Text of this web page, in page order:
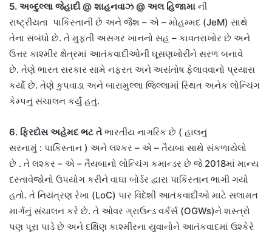
5. અબ્દુલ્લા જેહાદી@ શાહનવાઝ@ અલ હિજામા ની
રાષ્ટ્રીયતા પાકિસ્તાની છે અને જૈશ – એ – મોહમ્મદ (JeM) સાથે
તેના સંબંધો છે. તે મુફ્તી અસગર ખાનનો સહ – કાવતરાખોર છે અને
ઉત્તર કાશ્મીર ક્ષેત્રમાં આતંકવાદીઓની ઘૂસણખોરીને સરળ બનાવે
છે. તેણે ભારત સરકાર સામે નફરત અને અસંતોષ ફેલાવવાનો પ્રયાસ
કર્યો છે. તેણે કુપવાડા અને બારામુલ્લા જિલ્લામાં સ્થિત અનેક લોન્ચિંગ
કેમ્પનું સંચાલન કર્યું હતું.
6. ફિરદોસ અહેમદ ભટ તે ભારતીય નાગરિક છે ( હાલનું
સરનામું : પાકિસ્તાન ) અને લશ્કર – એ – તૈયબા સાથે સંકળાયેલો
છે . તે લશ્કર – એ – તૈયબાનો લોન્ચિંગ કમાન્ડર છે જે 2018માં માન્ય
દસ્તાવેજોનો ઉપયોગ કરીને વાઘા બોર્ડર દ્વારા પાકિસ્તાન ભાગી ગયો
હતો. તે નિયંત્રણ રેખા (LoC) પાર વિદેશી આતંકવાદીઓ માટે સલામત
માર્ગનું સંચાલન કરે છે. તે ઓવર ગ્રાઉન્ડ વર્કર્સ (OGWs)ને શસ્ત્રો
પણ પૂરા પાડે છે અને દક્ષિણ કાશ્મીરના યુવાનોને આતંકવાદમાં ઉશ્કેરે